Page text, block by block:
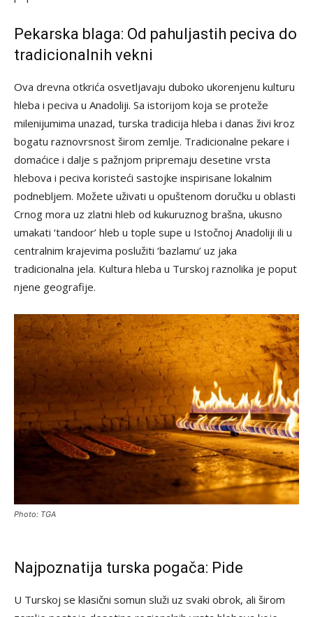
Pekarska blaga: Od pahuljastih peciva do
tradicionalnih vekni
Ova drevna otkrića osvetljavaju duboko ukorenjenu kulturu
hleba i peciva u Anadoliji. Sa istorijom koja se proteže
milenijumima unazad, turska tradicija hleba i danas živi kroz
bogatu raznovrsnost širom zemlje. Tradicionalne pekare i
domaćice i dalje s pažnjom pripremaju desetine vrsta
hlebova i peciva koristeći sastojke inspirisane lokalnim
podnebljem. Možete uživati u opuštenom doručku u oblasti
Crnog mora uz zlatni hleb od kukuruznog brašna, ukusno
umakati ‘tandoor’ hleb u tople supe u Istočnoj Anadoliji ili u
centralnim krajevima poslužiti ‘bazlamu’ uz jaka
tradicionalna jela. Kultura hleba u Turskoj raznolika je poput
njene geografije.
Photo: TGA
Najpoznatija turska pogača: Pide
U Turskoj se klasični somun služi uz svaki obrok, ali širom